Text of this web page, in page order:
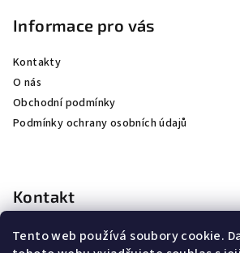
Tento web používá soubory cookie.
Informace pro vás
Kontakty
O nás
Obchodní podmínky
Podmínky ochrany osobních údajů
Kontakt
kubicek@jkhunting.cz
+420 607250155